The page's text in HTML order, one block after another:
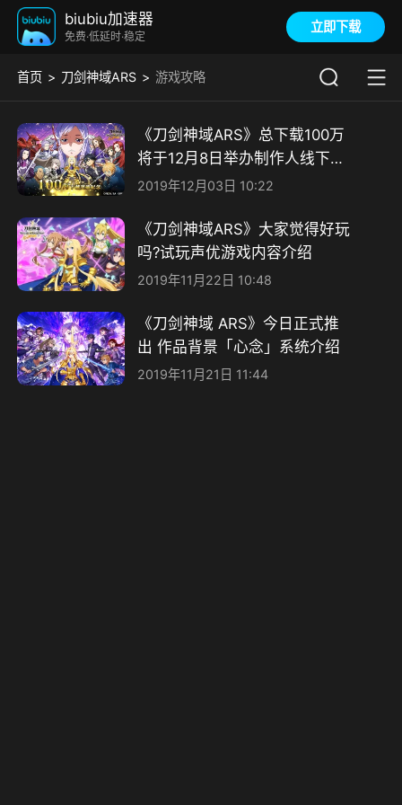
biubiu加速器
免费·低延时·稳定
立即下载
首页 刀剑神域ARS 游戏攻略
《刀剑神域ARS》总下载100万
将于12月8日举办制作人线下交
流会
2019年12月03日 10:22
《刀剑神域ARS》大家觉得好玩
吗?试玩声优游戏内容介绍
2019年11月22日 10:48
《刀剑神域 ARS》今日正式推
出 作品背景「心念」系统介绍
2019年11月21日 11:44